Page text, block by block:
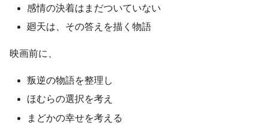
感情の決着はまだついていない
廻天は、その答えを描く物語
映画前に、
叛逆の物語を整理し
ほむらの選択を考え
まどかの幸せを考える